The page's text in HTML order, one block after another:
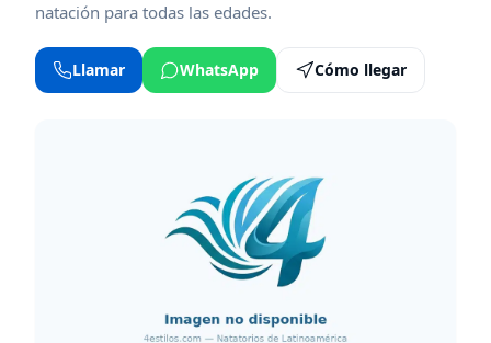
natación para todas las edades.
Llamar WhatsApp Cómo llegar